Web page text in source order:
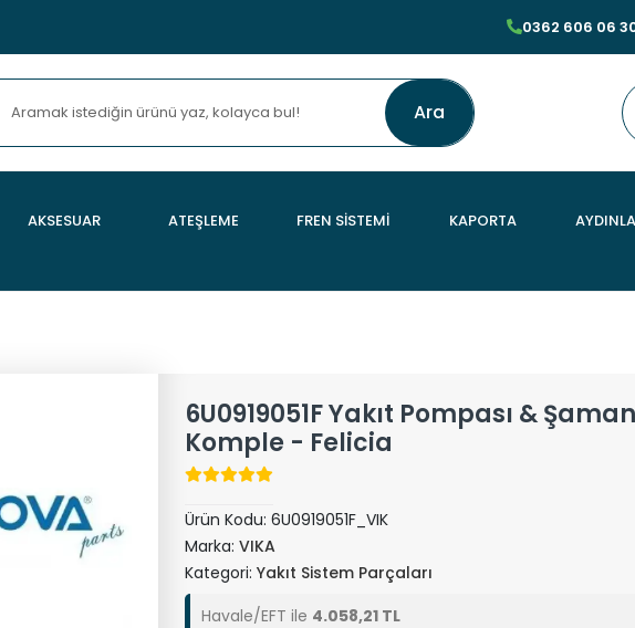
0362 606 06
Ara
AKSESUAR ATEŞLEME FREN SİSTEMİ KAPORTA
6U0919051F Yakıt Pompası &
Komple - Felicia
Ürün Kodu: 6U0919051F_VIK
Marka: VIKA
Kategori: Yakıt Sistem Parçaları
Havale/EFT ile 4.058,21 TL